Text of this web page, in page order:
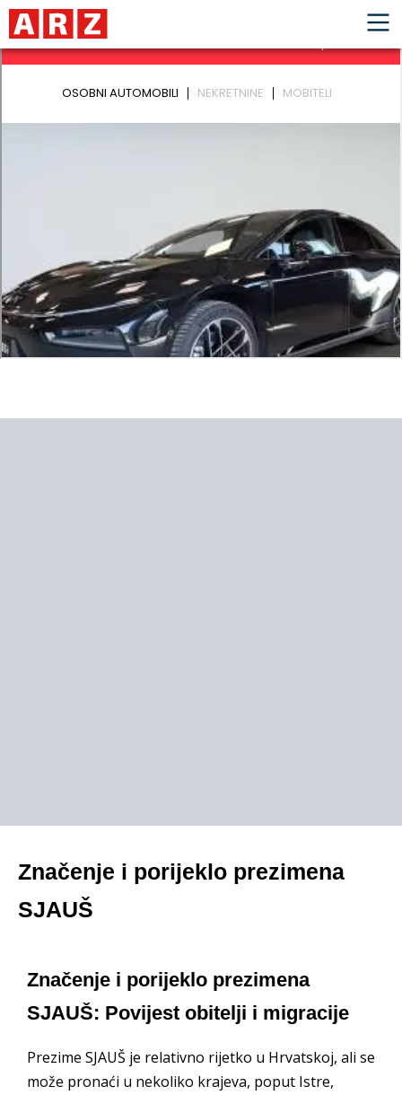
Značenje i porijeklo prezimena
SJAUŠ
Značenje i porijeklo prezimena
SJAUŠ: Povijest obitelji i migracije
Prezime SJAUŠ je relativno rijetko u Hrvatskoj, ali se
može pronaći u nekoliko krajeva, poput Istre,